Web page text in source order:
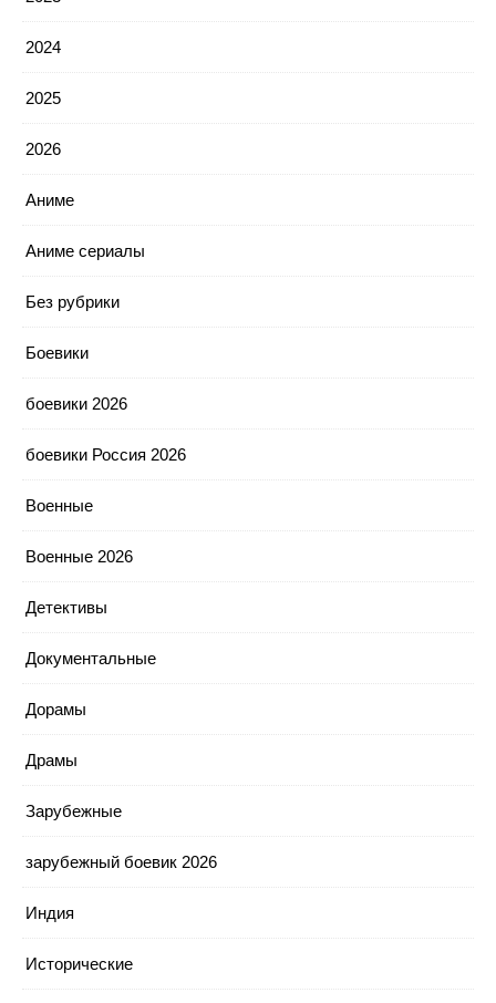
2024
2025
2026
Аниме
Аниме сериалы
Без рубрики
Боевики
боевики 2026
боевики Россия 2026
Военные
Военные 2026
Детективы
Документальные
Дорамы
Драмы
Зарубежные
зарубежный боевик 2026
Индия
Исторические